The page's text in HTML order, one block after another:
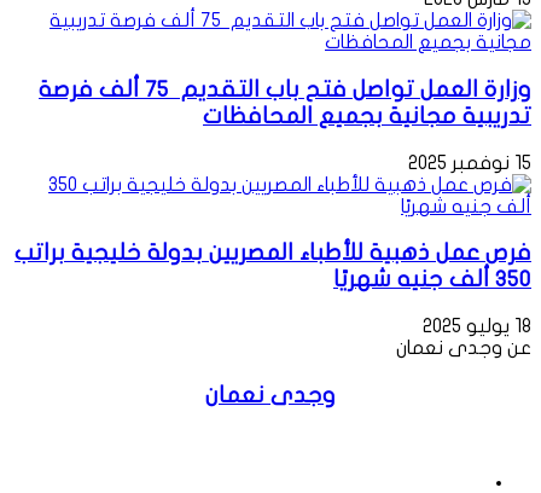
وزارة العمل تواصل فتح باب التقديم 75 ألف فرصة
تدريبية مجانية بجميع المحافظات
15 نوفمبر 2025
فرص عمل ذهبية للأطباء المصريين بدولة خليجية براتب
350 ألف جنيه شهريًا
18 يوليو 2025
عن وجدى نعمان
وجدى نعمان